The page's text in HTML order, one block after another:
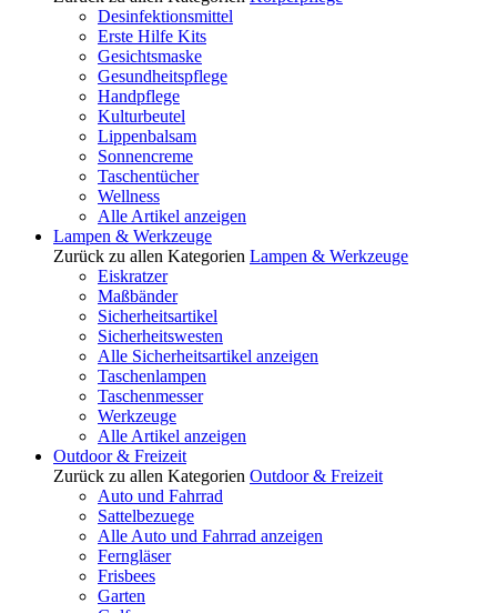
Desinfektionsmittel
Erste Hilfe Kits
Gesichtsmaske
Gesundheitspflege
Handpflege
Kulturbeutel
Lippenbalsam
Sonnencreme
Taschentücher
Wellness
Alle Artikel anzeigen
Lampen & Werkzeuge
Zurück zu allen Kategorien Lampen & Werkzeuge
Eiskratzer
Maßbänder
Sicherheitsartikel
Sicherheitswesten
Alle Sicherheitsartikel anzeigen
Taschenlampen
Taschenmesser
Werkzeuge
Alle Artikel anzeigen
Outdoor & Freizeit
Zurück zu allen Kategorien Outdoor & Freizeit
Auto und Fahrrad
Sattelbezuege
Alle Auto und Fahrrad anzeigen
Ferngläser
Frisbees
Garten